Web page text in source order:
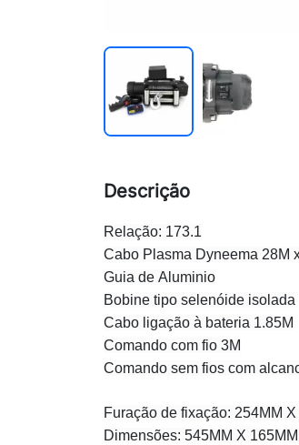
Descrição
Relação: 173.1
Cabo Plasma Dyneema 28M
Guia de Aluminio
Bobine tipo selenóide isolada
Cabo ligação à bateria 1.85M
Comando com fio 3M
Comando sem fios com
Furação de fixação: 254MM X
Dimensões: 545MM X